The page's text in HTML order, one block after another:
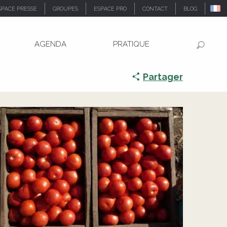
PRESSE GROUPES ESPACE PRO CONTACT BLOG
AGENDA PRATIQUE
Partager